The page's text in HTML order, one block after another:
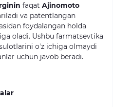
faqat Ajinomoto
va patentlangan
foydalangan holda
oladi. Ushbu farmatsevtika
o'z ichiga olmaydi
uchun javob beradi.